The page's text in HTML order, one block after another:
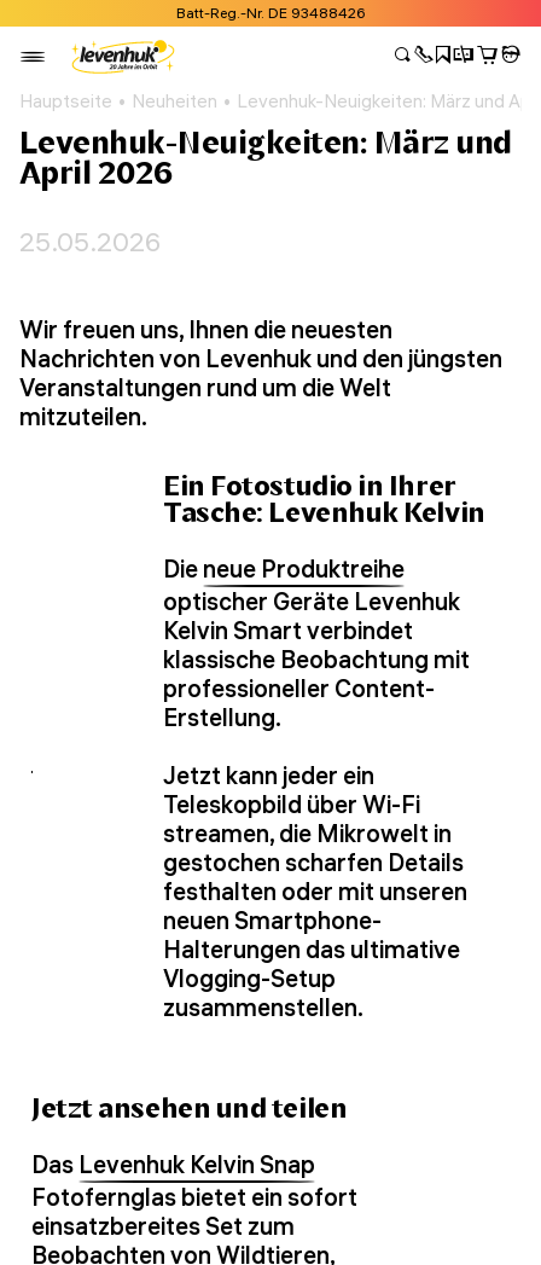
Batt-Reg.-Nr. DE 93488426
Hauptseite Neuheiten Levenhuk-Neuigkeiten: März und
Levenhuk-Neuigkeiten: März und
April 2026
25.05.2026
Wir freuen uns, Ihnen die neuesten
Nachrichten von Levenhuk und den jüngsten
Veranstaltungen rund um die Welt
mitzuteilen.
Ein Fotostudio in Ihrer
Tasche: Levenhuk Kelvin
Die neue Produktreihe
optischer Geräte Levenhuk
Kelvin Smart verbindet
klassische Beobachtung mit
professioneller Content-
Erstellung.
Jetzt kann jeder ein
Teleskopbild über Wi-Fi
streamen, die Mikrowelt in
gestochen scharfen Details
festhalten oder mit unseren
neuen Smartphone-
Halterungen das ultimative
Vlogging-Setup
zusammenstellen.
Jetzt ansehen und teilen
Das Levenhuk Kelvin Snap
Fotofernglas bietet ein sofort
einsatzbereites Set zum
Beobachten von Wildtieren,